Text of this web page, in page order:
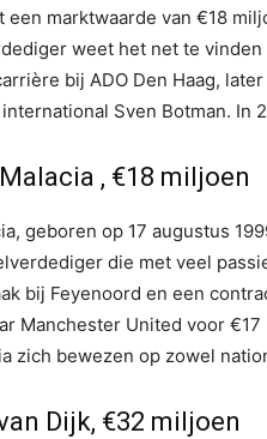
een marktwaarde van €18
weet het net te
bij ADO Den Haag,
Sven Botman. In
, €18 miljoen
geboren op 17 augustus
die met veel
bij Feyenoord en een
Manchester United voor
zich bewezen op zowel
Dijk, €32 miljoen